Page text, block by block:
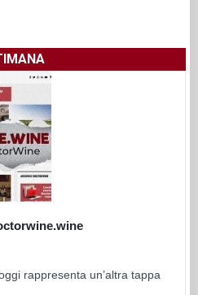
rappresenta un’altra tappa